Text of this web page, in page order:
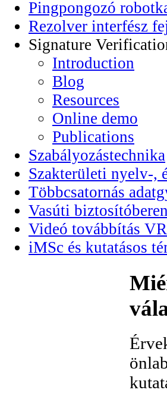
Pingpongozó
Rezolver interfész
Signature
Introduction
Blog
Resources
Online demo
Publications
Szabályozástechnika
Szakterületi nyelv-,
Többcsatornás
Vasúti
Videó továbbítás
iMSc és kutatásos